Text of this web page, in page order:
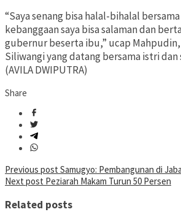
“Saya senang bisa halal-bihalal
kebanggaan saya bisa salaman dan
gubernur beserta ibu,” ucap
Siliwangi yang datang bersama istri dan
(AVILA DWIPUTRA)
Share
Post
navigation
Previous post Samugyo: Pembangunan di
Next post Peziarah Makam Turun 50 Persen
Related posts